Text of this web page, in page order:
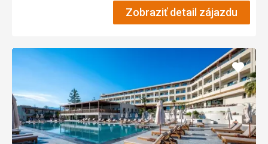
Zobraziť detail zájazdu
Pridať
do